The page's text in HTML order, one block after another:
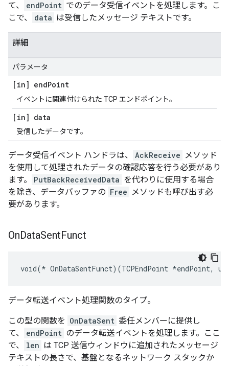
て、
endPoint でのデータ受信イベントを処理します。こ
こで、
data は受信したメッセージ テキストです。
詳細
パラメータ
[in] endPoint
イベントに関連付けられた TCP エンドポイント。
[in] data
受信したデータです。
データ受信イベント ハンドラは、 AckReceive メソッド
を使用して処理されたデータの確認応答を行う必要があり
ます。
PutBackReceivedData を代わりに使用する場合
を除き、データバッファの Free メソッドも呼び出す必
要があります。
OnDataSentFunct
void(* OnDataSentFunct)(TCPEndPoint *endPoint,
データ転送イベント処理関数のタイプ。
この型の関数を OnDataSent 委任メンバーに提供し
て、
endPoint のデータ転送イベントを処理します。ここ
で、
len は TCP 送信ウィンドウに追加されたメッセージ
テキストの長さで、基盤となるネットワーク スタックか